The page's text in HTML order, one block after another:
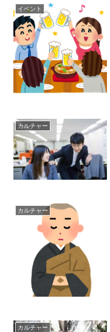
イベント
カルチャー
カルチャー
カルチャー